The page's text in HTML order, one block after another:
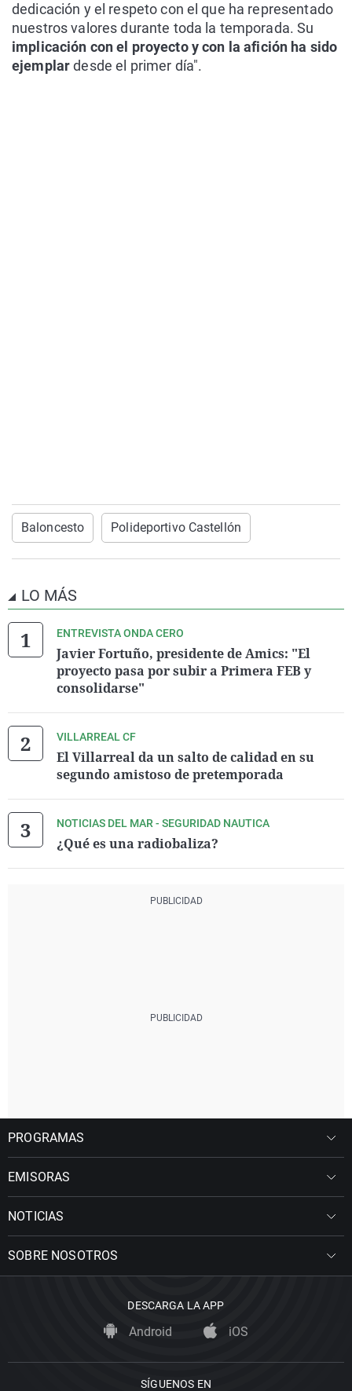
dedicación y el respeto con el que ha representado
nuestros valores durante toda la temporada. Su
implicación con el proyecto y con la afición ha sido
ejemplardesde el primer día".
Baloncesto Polideportivo Castellón
LO MÁS
ENTREVISTA ONDA CERO
Javier Fortuño, presidente de Amics: "El
proyecto pasa por subir a Primera FEB y
consolidarse"
VILLARREAL CF
El Villarreal da un salto de calidad en su
segundo amistoso de pretemporada
NOTICIAS DEL MAR - SEGURIDAD NAUTICA
¿Qué es una radiobaliza?
PROGRAMAS
EMISORAS
NOTICIAS
SOBRE NOSOTROS
DESCARGA LA APP
Android iOS
SÍGUENOS EN